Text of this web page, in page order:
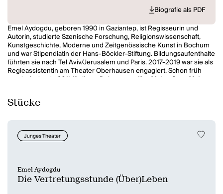
Biografie als PDF
Emel Aydogdu, geboren 1990 in Gaziantep, ist Regisseurin und
Autorin, studierte Szenische Forschung, Religionswissenschaft,
Kunstgeschichte, Moderne und Zeitgenössische Kunst in Bochum
und war Stipendiatin der Hans-Böckler-Stiftung. Bildungsaufenthalte
führten sie nach Tel Aviv/Jerusalem und Paris. 2017-2019 war sie als
Regieassistentin am Theater Oberhausen engagiert. Schon früh
wurde Aydogdu 2011 für ihren Dokumentarfilm Meine Oma, Meine
Bundeskanzleramt ausgezeichnet. Erste Arbeiten entstanden ab
2011 zuerst am Schauspielhaus Bochum mit ihrem selbst
Thema Amoklaufund arbeitet und inszeniert in der Spielzeit 22/23
für das Junges Schauspielhaus Düsseldorf, Theater Oberhausen,
Theater Osnabrück und das Junge Staatstheater Braunschweig. Sie
Auszeichnung von der Kunststiftung NRW für die dokumentarisch-
konzeptuelle IdeeArbeitsVisionen. Der TextWenn Wolken wachsen
Stücke
Junges Theater
Emel Aydogdu
Die Vertretungsstunde (Über)Leben